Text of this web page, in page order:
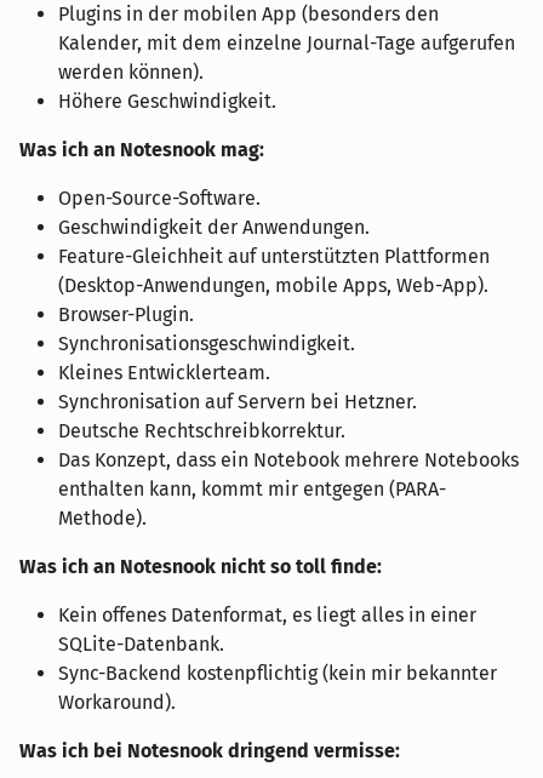
Plugins in der mobilen App (besonders den
Kalender, mit dem einzelne Journal-Tage aufgerufen
werden können).
Höhere Geschwindigkeit.
Was ich an Notesnook mag:
Open-Source-Software.
Geschwindigkeit der Anwendungen.
Feature-Gleichheit auf unterstützten Plattformen
(Desktop-Anwendungen, mobile Apps, Web-App).
Browser-Plugin.
Synchronisationsgeschwindigkeit.
Kleines Entwicklerteam.
Synchronisation auf Servern bei Hetzner.
Deutsche Rechtschreibkorrektur.
Das Konzept, dass ein Notebook mehrere Notebooks
enthalten kann, kommt mir entgegen (PARA-
Methode).
Was ich an Notesnook nicht so toll finde:
Kein offenes Datenformat, es liegt alles in einer
SQLite-Datenbank.
Sync-Backend kostenpflichtig (kein mir bekannter
Workaround).
Was ich bei Notesnook dringend vermisse: